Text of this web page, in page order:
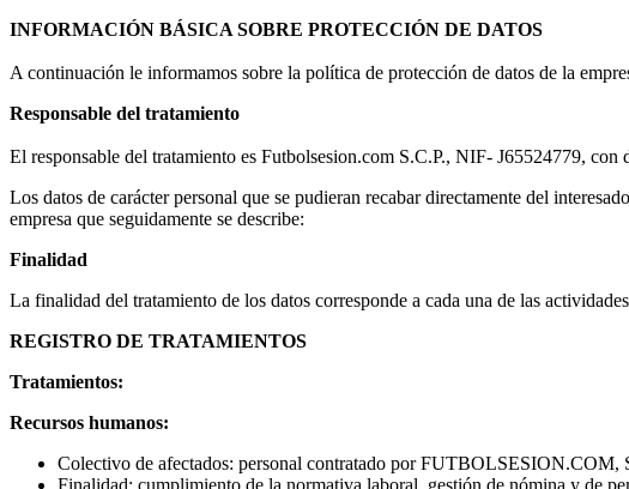
INFORMACIÓN BÁSICA SOBRE PROTECCIÓN DE DATOS
A continuación le informamos sobre la política de protección de datos de la
Responsable del tratamiento
El responsable del tratamiento es Futbolsesion.com S.C.P., NIF- J65524779,
Los datos de carácter personal que se pudieran recabar directamente del
empresa que seguidamente se describe:
Finalidad
La finalidad del tratamiento de los datos corresponde a cada una de las
REGISTRO DE TRATAMIENTOS
Tratamientos:
Recursos humanos:
Colectivo de afectados: personal contratado por FUTBOLSESION.COM,
Finalidad: cumplimiento de la normativa laboral, gestión de nómina y de